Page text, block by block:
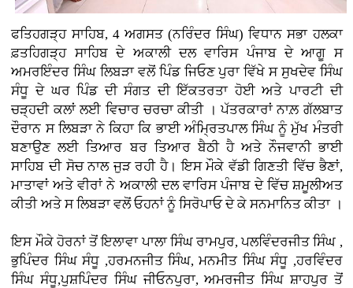
ਫਤਿਹਗੜ੍ਹ ਸਾਹਿਬ, 4 ਅਗਸਤ (ਨਰਿੰਦਰ ਸਿੰਘ)ਵਿਧਾਨ ਸਭਾ ਹਲਕਾ
ਫ਼ਤਹਿਗੜ੍ਹ ਸਾਹਿਬ ਦੇ ਅਕਾਲੀ ਦਲ ਵਾਰਿਸ ਪੰਜਾਬ ਦੇ ਆਗੂ ਸ
ਅਮਰਇੰਦਰ ਸਿੰਘ ਲਿਬੜਾ ਵਲੋਂ ਪਿੰਡ ਜਿਓਣ ਪੁਰਾ ਵਿੱਖੇ ਸ ਸੁਖਦੇਵ ਸਿੰਘ
ਸੰਧੂ ਦੇ ਘਰ ਪਿੰਡ ਦੀ ਸੰਗਤ ਦੀ ਇੱਕਤਰਤਾ ਹੋਈ ਅਤੇ ਪਾਰਟੀ ਦੀ
ਚੜ੍ਹਦੀ ਕਲਾਂ ਲਈ ਵਿਚਾਰ ਚਰਚਾ ਕੀਤੀ । ਪੱਤਰਕਾਰਾਂ ਨਾਲ਼ ਗੱਲਬਾਤ
ਦੌਰਾਨ ਸ ਲਿਬੜਾ ਨੇ ਕਿਹਾ ਕਿ ਭਾਈ ਅੰਮ੍ਰਿਤਪਾਲ ਸਿੰਘ ਨੂੰ ਮੁੱਖ ਮੰਤਰੀ
ਬਣਾਉਣ ਲਈ ਤਿਆਰ ਬਰ ਤਿਆਰ ਬੈਠੀ ਹੈ ਅਤੇ ਨੌਜਵਾਨੀ ਭਾਈ
ਸਾਹਿਬ ਦੀ ਸੋਚ ਨਾਲ ਜੁੜ ਰਹੀ ਹੈ। ਇਸ ਮੌਕੇ ਵੱਡੀ ਗਿਣਤੀ ਵਿੱਚ ਭੈਣਾਂ,
ਮਾਤਾਵਾਂ ਅਤੇ ਵੀਰਾਂ ਨੇ ਅਕਾਲੀ ਦਲ ਵਾਰਿਸ ਪੰਜਾਬ ਦੇ ਵਿੱਚ ਸ਼ਮੂਲੀਅਤ
ਕੀਤੀ ਅਤੇ ਸ ਲਿਬੜਾ ਵਲੋਂ ਓਹਨਾਂ ਨੂੰ ਸਿਰੋਪਾਓ ਦੇ ਕੇ ਸਨਮਾਨਿਤ ਕੀਤਾ ।
ਇਸ ਮੌਕੇ ਹੋਰਨਾਂ ਤੋਂ ਇਲਾਵਾ ਪਾਲਾ ਸਿੰਘ ਰਾਮਪੁਰ, ਪਲਵਿੰਦਰਜੀਤ ਸਿੰਘ ,
ਭੁਪਿੰਦਰ ਸਿੰਘ ਸੰਧੂ ,ਹਰਮਨਜੀਤ ਸਿੰਘ, ਮਨਮੀਤ ਸਿੰਘ ਸੰਧੂ ,ਹਰਵਿੰਦਰ
ਸਿੰਘ ਸੰਧੂ,ਪੁਸ਼ਪਿੰਦਰ ਸਿੰਘ ਜੀਓਨਪੁਰਾ, ਅਮਰਜੀਤ ਸਿੰਘ ਸ਼ਾਹਪੁਰ ਤੋਂ